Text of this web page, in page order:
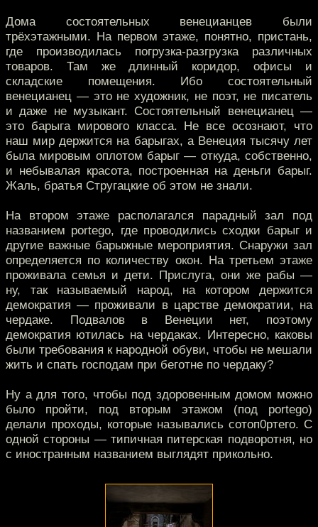
Дома состоятельных венецианцев были
трёхэтажными. На первом этаже, понятно, пристань,
где производилась погрузка-разгрузка различных
товаров. Там же длинный коридор, офисы и
складские помещения. Ибо состоятельный
венецианец — это не художник, не поэт, не писатель
и даже не музыкант. Состоятельный венецианец —
это барыга мирового класса. Не все осознают, что
наш мир держится на барыгах, а Венеция тысячу лет
была мировым оплотом барыг — откуда, собственно,
и небывалая красота, построенная на деньги барыг.
Жаль, братья Стругацкие об этом не знали.
На втором этаже располагался парадный зал под
названием portego, где проводились сходки барыг и
другие важные барыжные мероприятия. Снаружи зал
определяется по количеству окон. На третьем этаже
проживала семья и дети. Прислуга, они же рабы —
ну, так называемый народ, на котором держится
демократия — проживали в царстве демократии, на
чердаке. Подвалов в Венеции нет, поэтому
демократия ютилась на чердаках. Интересно, каковы
были требования к народной обуви, чтобы не мешали
жить и спать господам при беготне по чердаку?
Ну а для того, чтобы под здоровенным домом можно
было пройти, под вторым этажом (под portego)
делали проходы, которые назывались сотоп0ртего. С
одной стороны — типичная питерская подворотня, но
с иностранным названием выглядят прикольно.